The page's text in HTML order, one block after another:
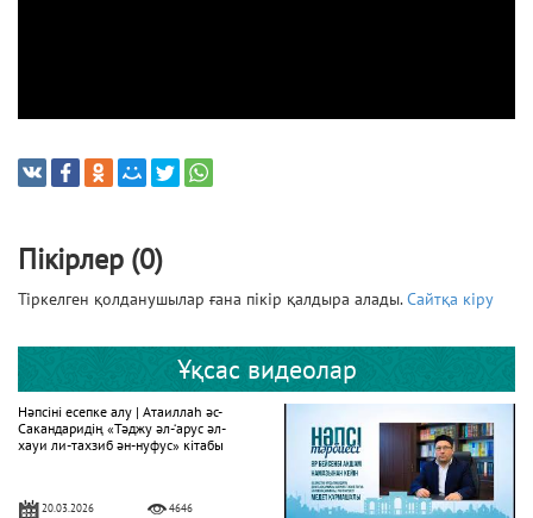
Пікірлер (0)
Тіркелген қолданушылар ғана пікір қалдыра алады.Сайтқа кіру
Ұқсас видеолар
Нәпсіні есепке алу | Атаиллаһ әс-
Сакандаридің «Тәджу әл-‘арус әл-
хауи ли-тахзиб ән-нуфус» кітабы
20.03.2026 4646